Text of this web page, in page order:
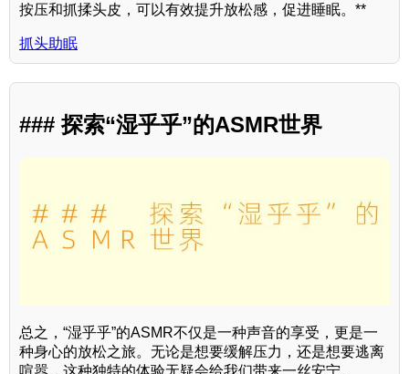
按压和抓揉头皮，可以有效提升放松感，促进睡眠。**
抓头助眠
### 探索“湿乎乎”的ASMR世界
总之，“湿乎乎”的ASMR不仅是一种声音的享受，更是一
种身心的放松之旅。无论是想要缓解压力，还是想要逃离
喧嚣，这种独特的体验无疑会给我们带来一丝安宁。